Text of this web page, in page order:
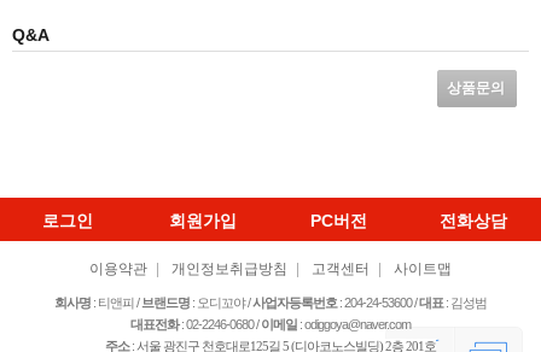
Q&A
상품문의
로그인 회원가입 PC버전 전화상담
이용약관 | 개인정보취급방침 | 고객센터 | 사이트맵
회사명 : 티앤피 / 브랜드명 : 오디꼬야 /사업자등록번호 : 204-24-53600/대표 : 김성범
대표전화: 02-2246-0680 /이메일 : odiggoya@naver.com
주소: 서울 광진구 천호대로125길 5­ (디아코노스빌딩) 2층 201호